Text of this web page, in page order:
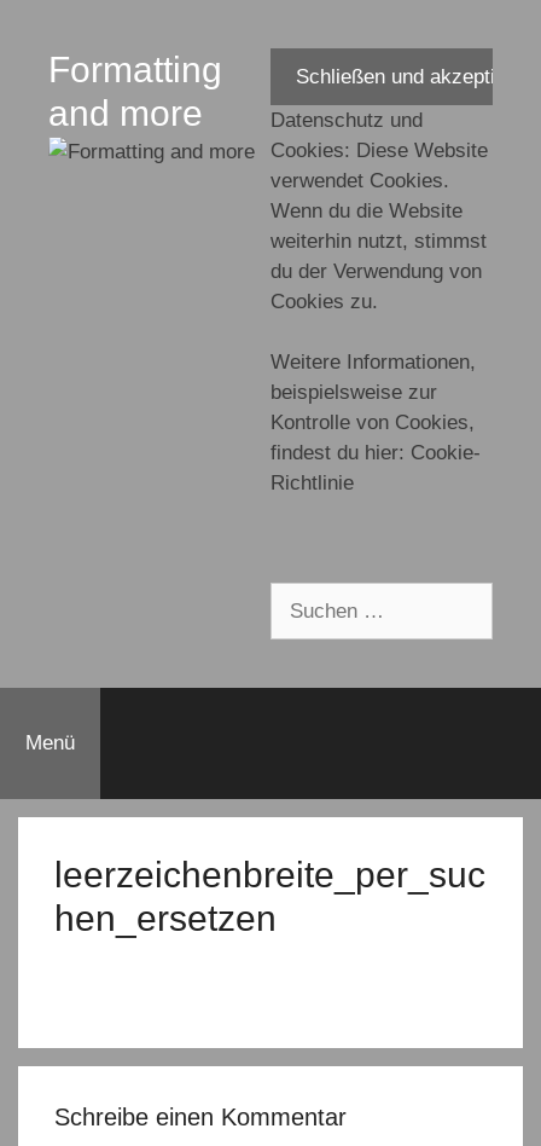
springen
Datenschutz und
Cookies: Diese Website
verwendet Cookies.
Wenn du die Website
weiterhin nutzt, stimmst
du der Verwendung von
Cookies zu.
Weitere Informationen,
beispielsweise zur
Kontrolle von Cookies,
findest du hier: Cookie-
Richtlinie
Formatting
and more
Menü
leerzeichenbreite_per_suc
hen_ersetzen
Schreibe einen Kommentar